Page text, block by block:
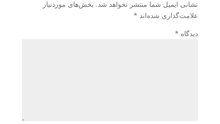
نشانی ایمیل شما منتشر نخواهد شد. بخش‌های موردنیاز
علامت‌گذاری شده‌اند *
دیدگاه *